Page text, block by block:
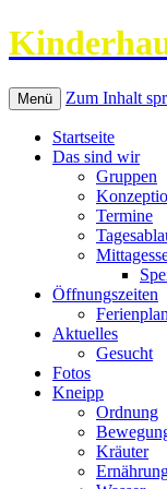
Menü Zum Inhalt
Startseite
Das sind wir
Gruppen
Termine
Öffnungszeiten
Aktuelles
Gesucht
Fotos
Kneipp
Ordnung
Kräuter